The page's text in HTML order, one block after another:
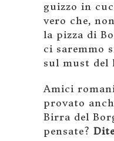
guizzo in
vero che,
la pizza di
ci saremmo
sul must del
Amici
provato
Birra del
pensate?